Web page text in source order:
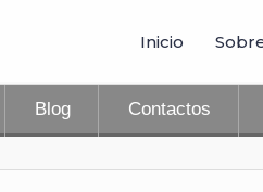
Inicio
Blog Contactos